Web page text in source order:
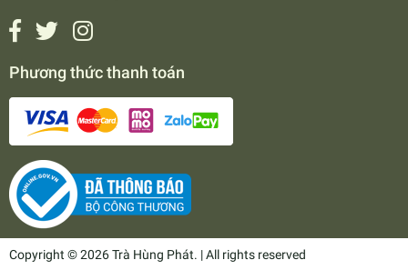
Phương thức thanh toán
Copyright © 2026 Trà Hùng Phát. | All rights reserved